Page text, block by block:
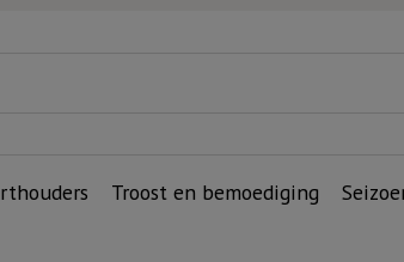
Troost en bemoediging